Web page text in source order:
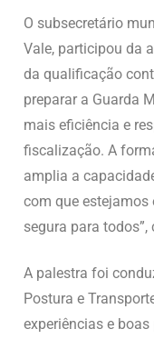
O subsecretário
Vale, participou da
da qualificação
preparar a Guarda
mais eficiência e
fiscalização. A
amplia a
com que
segura para
A palestra foi
Postura e
experiências e